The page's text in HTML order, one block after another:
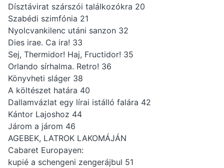
Dísztávirat szárszói találkozókra 20
Szabédi szimfónia 21
Nyolcvankilenc utáni sanzon 32
Dies irae. Ca ira! 33
Sej, Thermidor! Haj, Fructidor! 35
Orlando sírhalma. Retro! 36
Könyvheti sláger 38
A költészet határa 40
Dallamvázlat egy lírai istálló falára 42
Kántor Lajoshoz 44
Járom a járom 46
AGEBEK, LATROK LAKOMÁJÁN
Cabaret Europayen:
kupié a schengeni zengerájbul 51